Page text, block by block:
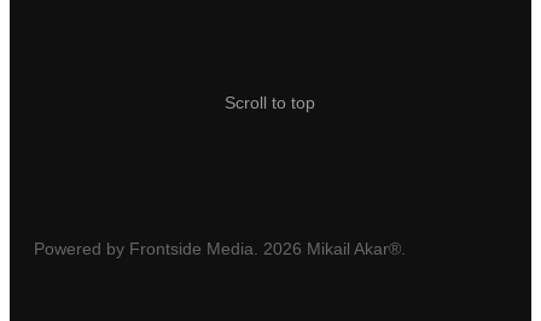
Scroll to top
Powered by Frontside Media. 2026 Mikail Akar®.